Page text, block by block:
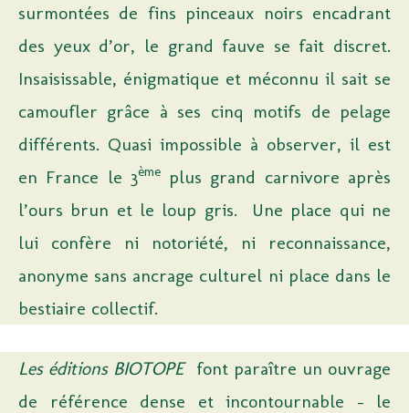
surmontées de fins pinceaux noirs encadrant
des yeux d’or, le grand fauve se fait discret.
Insaisissable, énigmatique et méconnu il sait se
camoufler grâce à ses cinq motifs de pelage
différents. Quasi impossible à observer, il est
en France le 3èmeplus grand carnivore après
l’ours brun et le loup gris. Une place qui ne
lui confère ni notoriété, ni reconnaissance,
anonyme sans ancrage culturel ni place dans le
bestiaire collectif.
Les éditions BIOTOPEfont paraître un ouvrage
de référence dense et incontournable – le